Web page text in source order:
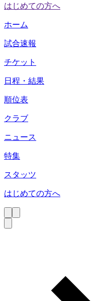
はじめての方へ
ホーム
試合速報
チケット
日程・結果
順位表
クラブ
ニュース
特集
スタッツ
はじめての方へ